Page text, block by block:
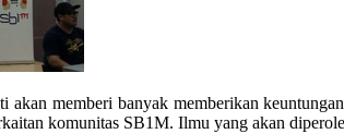
akan memberi banyak memberikan
komunitas SB1M. Ilmu yang akan